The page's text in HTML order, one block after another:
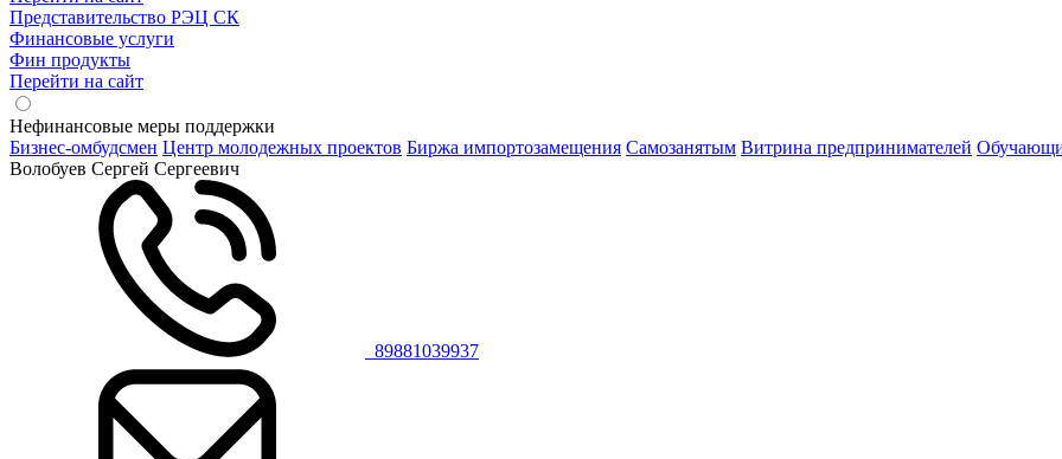
Представительство РЭЦ СК
Финансовые услуги
Фин продукты
Перейти на сайт
Нефинансовые меры поддержки
Бизнес-омбудсмен Центр молодежных проектов Биржа импортозамещения Cамозанятым Витрина предпринимателей
Волобуев Сергей Сергеевич
89881039937